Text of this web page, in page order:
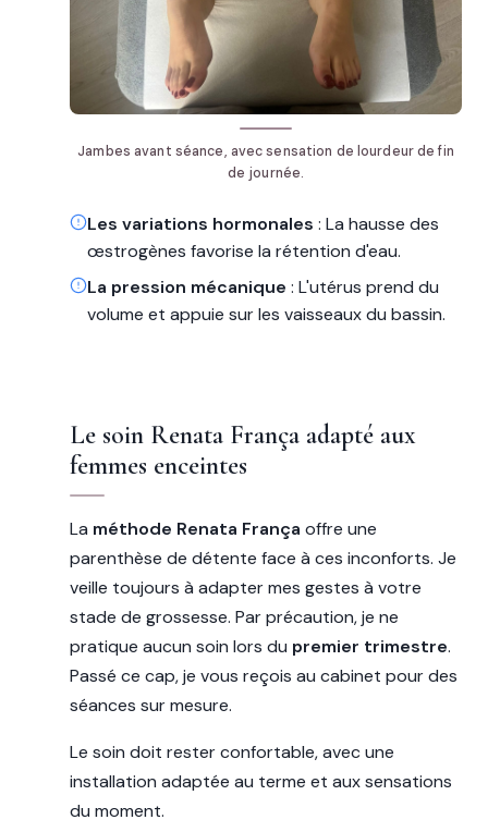
Jambes avant séance, avec sensation de lourdeur de fin
de journée.
Les variations hormonales : La hausse des
œstrogènes favorise la rétention d'eau.
La pression mécanique : L'utérus prend du
volume et appuie sur les vaisseaux du bassin.
Le soin Renata França adapté aux
femmes enceintes
La méthode Renata França offre une
parenthèse de détente face à ces inconforts. Je
veille toujours à adapter mes gestes à votre
stade de grossesse. Par précaution, je ne
pratique aucun soin lors du premier trimestre.
Passé ce cap, je vous reçois au cabinet pour des
séances sur mesure.
Le soin doit rester confortable, avec une
installation adaptée au terme et aux sensations
du moment.